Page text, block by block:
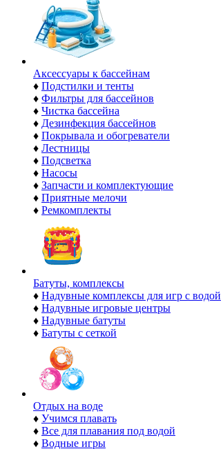
Аксессуары к бассейнам
♦ Подстилки и тенты
♦ Фильтры для бассейнов
♦ Чистка бассейна
♦ Дезинфекция бассейнов
♦ Покрывала и обогреватели
♦ Лестницы
♦ Подсветка
♦ Насосы
♦ Запчасти и комплектующие
♦ Приятные мелочи
♦ Ремкомплекты
Батуты, комплексы
♦ Надувные комплексы для игр с водой
♦ Надувные игровые центры
♦ Надувные батуты
♦ Батуты с сеткой
Отдых на воде
♦ Учимся плавать
♦ Все для плавания под водой
♦ Водные игры